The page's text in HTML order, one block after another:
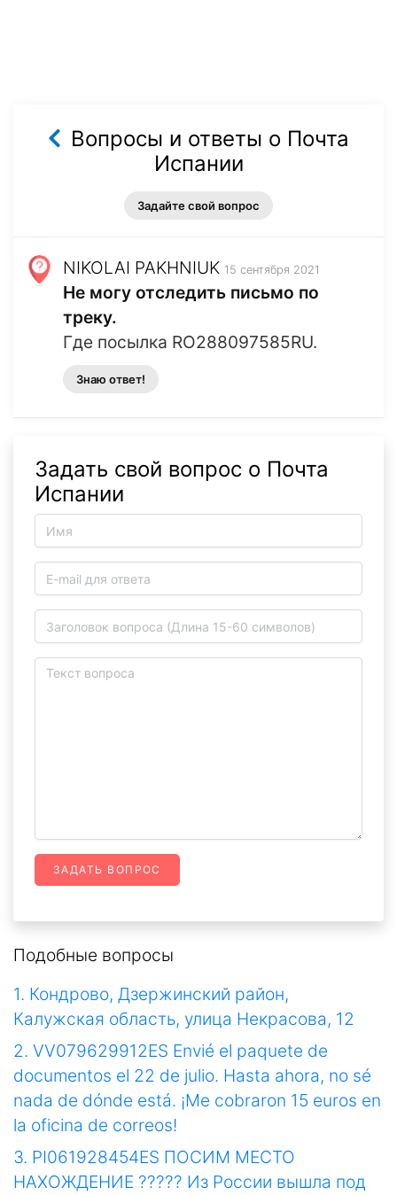
Вопросы и ответы о Почта
Испании
Задайте свой вопрос
NIKOLAI PAKHNIUK 15 сентября 2021
Не могу отследить письмо по
треку.
Где посылка RO288097585RU.
Знаю ответ!
Задать свой вопрос о Почта
Испании
ЗАДАТЬ ВОПРОС
Подобные вопросы
1. Кондрово, Дзержинский район,
Калужская область, улица Некрасова, 12
2. VV079629912ES Envié el paquete de
documentos el 22 de julio. Hasta ahora, no sé
nada de dónde está. ¡Me cobraron 15 euros en
la oficina de correos!
3. PI061928454ES ПОСИМ МЕСТО
НАХОЖДЕНИЕ ????? Из России вышла под